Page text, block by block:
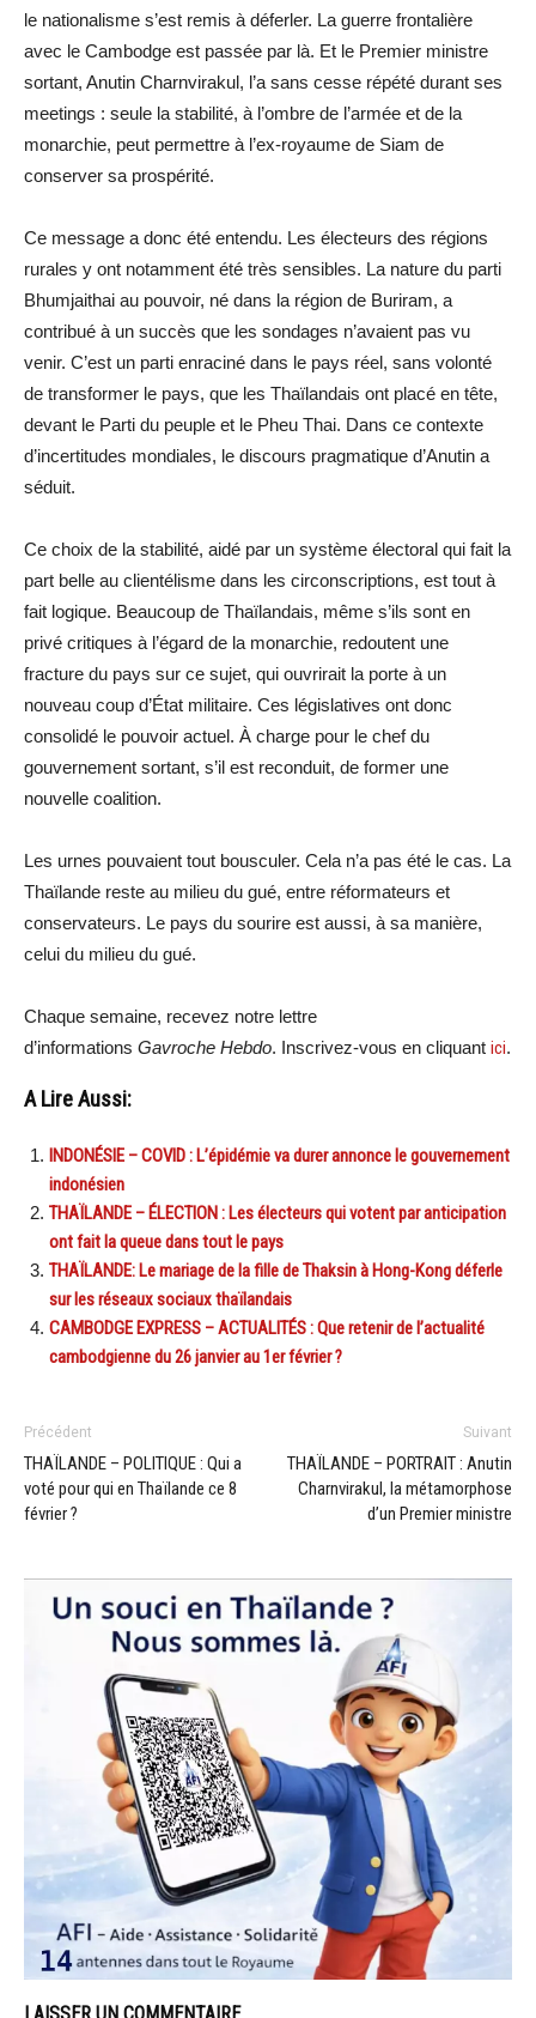
le nationalisme s’est remis à déferler. La guerre frontalière
avec le Cambodge est passée par là. Et le Premier ministre
sortant, Anutin Charnvirakul, l’a sans cesse répété durant ses
meetings : seule la stabilité, à l’ombre de l’armée et de la
monarchie, peut permettre à l’ex-royaume de Siam de
conserver sa prospérité.
Ce message a donc été entendu. Les électeurs des régions
rurales y ont notamment été très sensibles. La nature du parti
Bhumjaithai au pouvoir, né dans la région de Buriram, a
contribué à un succès que les sondages n’avaient pas vu
venir. C’est un parti enraciné dans le pays réel, sans volonté
de transformer le pays, que les Thaïlandais ont placé en tête,
devant le Parti du peuple et le Pheu Thai. Dans ce contexte
d’incertitudes mondiales, le discours pragmatique d’Anutin a
séduit.
Ce choix de la stabilité, aidé par un système électoral qui fait la
part belle au clientélisme dans les circonscriptions, est tout à
fait logique. Beaucoup de Thaïlandais, même s’ils sont en
privé critiques à l’égard de la monarchie, redoutent une
fracture du pays sur ce sujet, qui ouvrirait la porte à un
nouveau coup d’État militaire. Ces législatives ont donc
consolidé le pouvoir actuel. À charge pour le chef du
gouvernement sortant, s’il est reconduit, de former une
nouvelle coalition.
Les urnes pouvaient tout bousculer. Cela n’a pas été le cas. La
Thaïlande reste au milieu du gué, entre réformateurs et
conservateurs. Le pays du sourire est aussi, à sa manière,
celui du milieu du gué.
Chaque semaine, recevez notre lettre
d’informations Gavroche Hebdo. Inscrivez-vous en cliquant ici.
A Lire Aussi:
INDONÉSIE – COVID : L’épidémie va durer annonce le gouvernement
indonésien
THAÏLANDE – ÉLECTION : Les électeurs qui votent par anticipation
ont fait la queue dans tout le pays
THAÏLANDE: Le mariage de la fille de Thaksin à Hong-Kong déferle
sur les réseaux sociaux thaïlandais
CAMBODGE EXPRESS – ACTUALITÉS : Que retenir de l’actualité
cambodgienne du 26 janvier au 1er février ?
Précédent
THAÏLANDE – POLITIQUE : Qui a
voté pour qui en Thaïlande ce 8
février ?
Suivant
THAÏLANDE – PORTRAIT : Anutin
Charnvirakul, la métamorphose
d’un Premier ministre
LAISSER UN COMMENTAIRE